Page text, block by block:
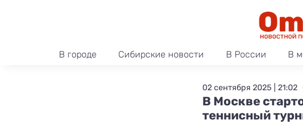
В городе Сибирские новости В России В
В Москве
теннисный
02 сентября 2025 | 21:02